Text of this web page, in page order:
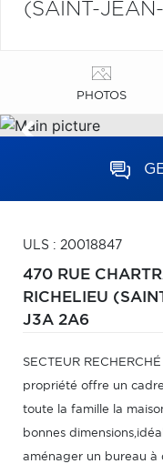
(SAINT-
PHOTOS
ULS : 20018847
470 RUE
RICHELIEU
J3A 2A6
SECTEUR
propriété offre un
toute la famille la
bonnes
aménager un bureau à